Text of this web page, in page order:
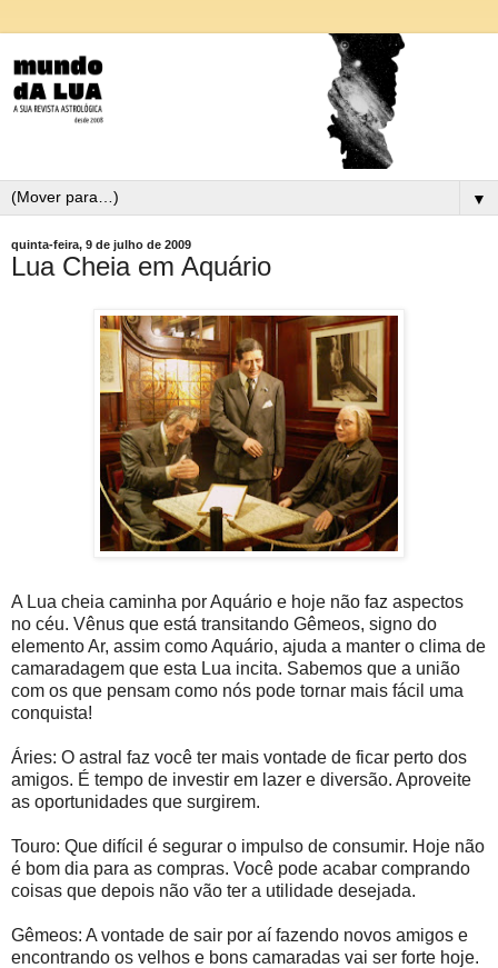
▼
quinta-feira, 9 de julho de 2009
Lua Cheia em Aquário
A Lua cheia caminha por Aquário e hoje não faz aspectos
no céu. Vênus que está transitando Gêmeos, signo do
elemento Ar, assim como Aquário, ajuda a manter o clima de
camaradagem que esta Lua incita. Sabemos que a união
com os que pensam como nós pode tornar mais fácil uma
conquista!
Áries: O astral faz você ter mais vontade de ficar perto dos
amigos. É tempo de investir em lazer e diversão. Aproveite
as oportunidades que surgirem.
Touro: Que difícil é segurar o impulso de consumir. Hoje não
é bom dia para as compras. Você pode acabar comprando
coisas que depois não vão ter a utilidade desejada.
Gêmeos: A vontade de sair por aí fazendo novos amigos e
encontrando os velhos e bons camaradas vai ser forte hoje.